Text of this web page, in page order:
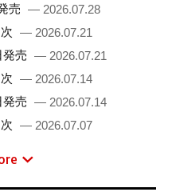
売 — 2026.07.28
— 2026.07.21
発売 — 2026.07.21
— 2026.07.14
発売 — 2026.07.14
— 2026.07.07